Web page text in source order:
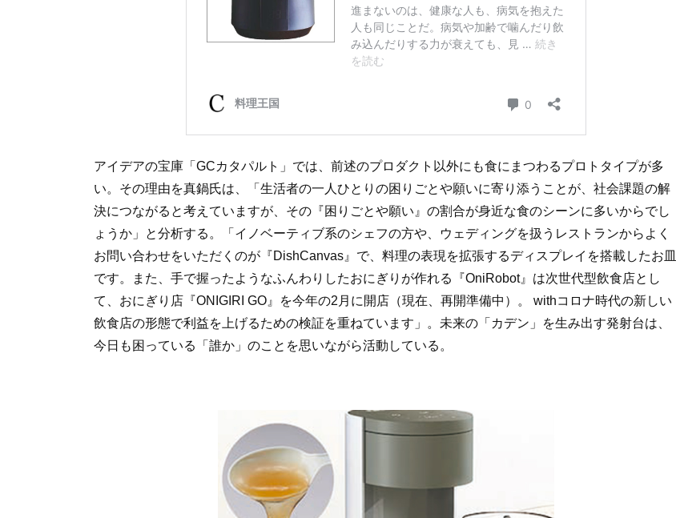
アイデアの宝庫「GCカタパルト」では、前述のプロダクト以外にも食にまつわるプロトタイプが多
い。その理由を真鍋氏は、「生活者の一人ひとりの困りごとや願いに寄り添うことが、社会課題の解
決につながると考えていますが、その『困りごとや願い』の割合が身近な食のシーンに多いからでし
ょうか」と分析する。「イノベーティブ系のシェフの方や、ウェディングを扱うレストランからよく
お問い合わせをいただくのが『DishCanvas』で、料理の表現を拡張するディスプレイを搭載したお皿
です。また、手で握ったようなふんわりしたおにぎりが作れる『OniRobot』は次世代型飲食店とし
て、おにぎり店『ONIGIRI GO』を今年の2月に開店（現在、再開準備中）。 withコロナ時代の新しい
飲食店の形態で利益を上げるための検証を重ねています」。未来の「カデン」を生み出す発射台は、
今日も困っている「誰か」のことを思いながら活動している。